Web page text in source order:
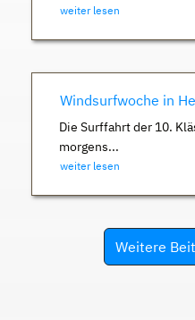
weiter lesen
Windsurfwoche in
Die Surffahrt der 10.
morgens...
weiter lesen
Weitere